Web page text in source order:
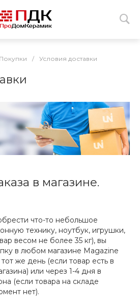
Покупки / Условия доставки
в магазине.
что-то небольшое
технику, ноутбук, игрушки,
весом не более 35 кг), вы
в любом магазине Magazine
же день (если товар есть в
или через 1-4 дня в
(если товара на складе
нет).